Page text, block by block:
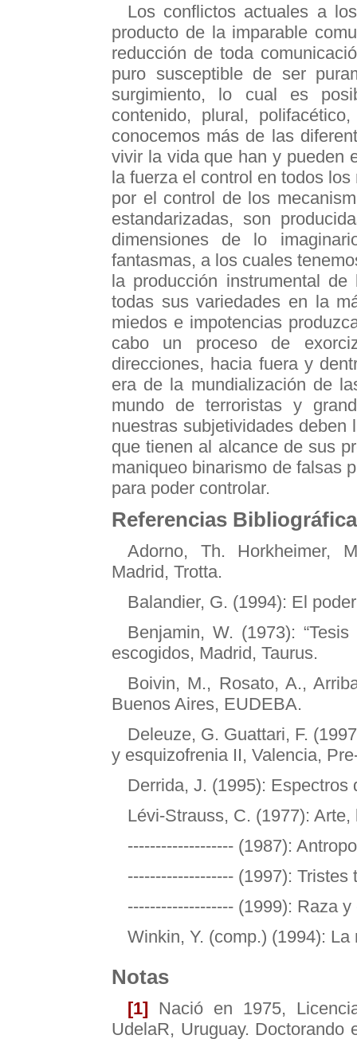
Los conflictos actuales a
producto de la imparable
reducción de toda
puro susceptible de ser
surgimiento, lo cual es
contenido, plural,
conocemos más de las
vivir la vida que han y pueden
la fuerza el control en todos
por el control de los
estandarizadas, son
dimensiones de lo
fantasmas, a los cuales
la producción instrumental
todas sus variedades en la
miedos e impotencias
cabo un proceso de
direcciones, hacia fuera y
era de la mundialización de
mundo de terroristas y
nuestras subjetividades deben
que tienen al alcance de sus
maniqueo binarismo de falsas
para poder controlar.
Referencias
Adorno, Th. Horkheimer,
Madrid, Trotta.
Balandier, G. (1994): El
Benjamin, W. (1973):
escogidos, Madrid, Taurus.
Boivin, M., Rosato, A.,
Buenos Aires, EUDEBA.
Deleuze, G. Guattari, F.
y esquizofrenia II, Valencia,
Derrida, J. (1995): Espectros
Lévi-Strauss, C. (1977):
------------------- (1987):
------------------- (1997):
------------------- (1999): Raza
Winkin, Y. (comp.) (1994):
Notas
[1] Nació en 1975,
UdelaR, Uruguay. Doctorando